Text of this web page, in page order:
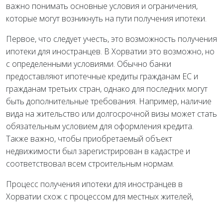
важно понимать основные условия и ограничения,
которые могут возникнуть на пути получения ипотеки.
Первое, что следует учесть, это возможность получения
ипотеки для иностранцев. В Хорватии это возможно, но
с определенными условиями. Обычно банки
предоставляют ипотечные кредиты гражданам ЕС и
гражданам третьих стран, однако для последних могут
быть дополнительные требования. Например, наличие
вида на жительство или долгосрочной визы может стать
обязательным условием для оформления кредита.
Также важно, чтобы приобретаемый объект
недвижимости был зарегистрирован в кадастре и
соответствовал всем строительным нормам.
Процесс получения ипотеки для иностранцев в
Хорватии схож с процессом для местных жителей,